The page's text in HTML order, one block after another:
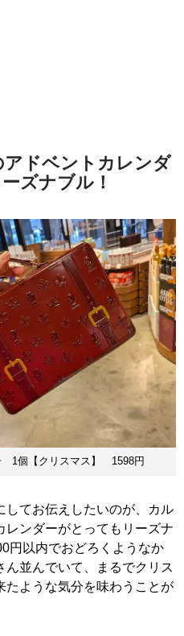
アドベントカレンダ
ズナブル！
1個【クリスマス】 1598円
てお伝えしたいのが、カル
レンダーがとってもリーズナ
円以内でおどろくようなか
ん並んでいて、まるでクリス
たような気分を味わうことが